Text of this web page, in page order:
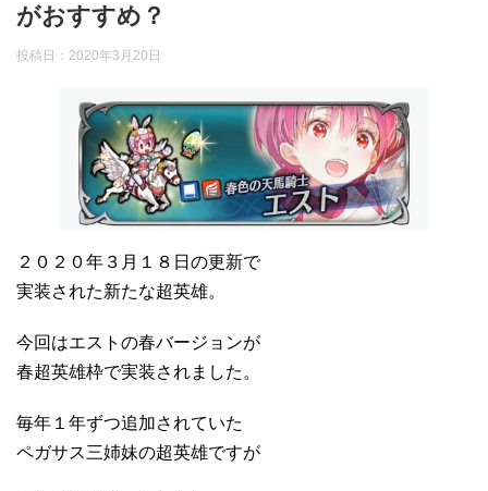
がおすすめ？
投稿日： 2020年3月20日
２０２０年３月１８日の更新で
実装された新たな超英雄。
今回はエストの春バージョンが
春超英雄枠で実装されました。
毎年１年ずつ追加されていた
ペガサス三姉妹の超英雄ですが